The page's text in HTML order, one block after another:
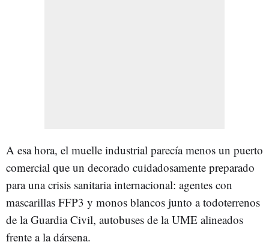
A esa hora, el muelle industrial parecía menos un puerto
comercial que un decorado cuidadosamente preparado
para una crisis sanitaria internacional: agentes con
mascarillas FFP3 y monos blancos junto a todoterrenos
de la Guardia Civil, autobuses de la UME alineados
frente a la dársena.